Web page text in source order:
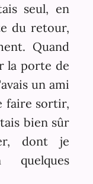
seul, en
du retour,
Quand
la porte de
un ami
faire sortir,
bien sûr
dont je
quelques